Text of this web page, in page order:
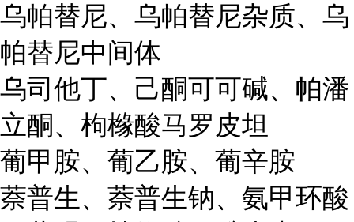
乌帕替尼、乌帕替尼杂质、乌
帕替尼中间体
乌司他丁、己酮可可碱、帕潘
立酮、枸橼酸马罗皮坦
葡甲胺、葡乙胺、葡辛胺
萘普生、萘普生钠、氨甲环酸